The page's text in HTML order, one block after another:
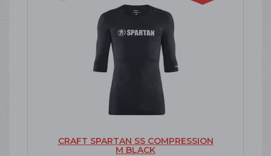
CRAFT SPARTAN SS COMPRESSION
M BLACK